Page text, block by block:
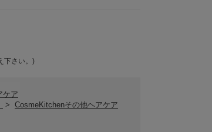
下さい。)
ケア
> CosmeKitchenその他ヘアケア